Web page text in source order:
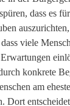
dass es
viele
konkrete
am